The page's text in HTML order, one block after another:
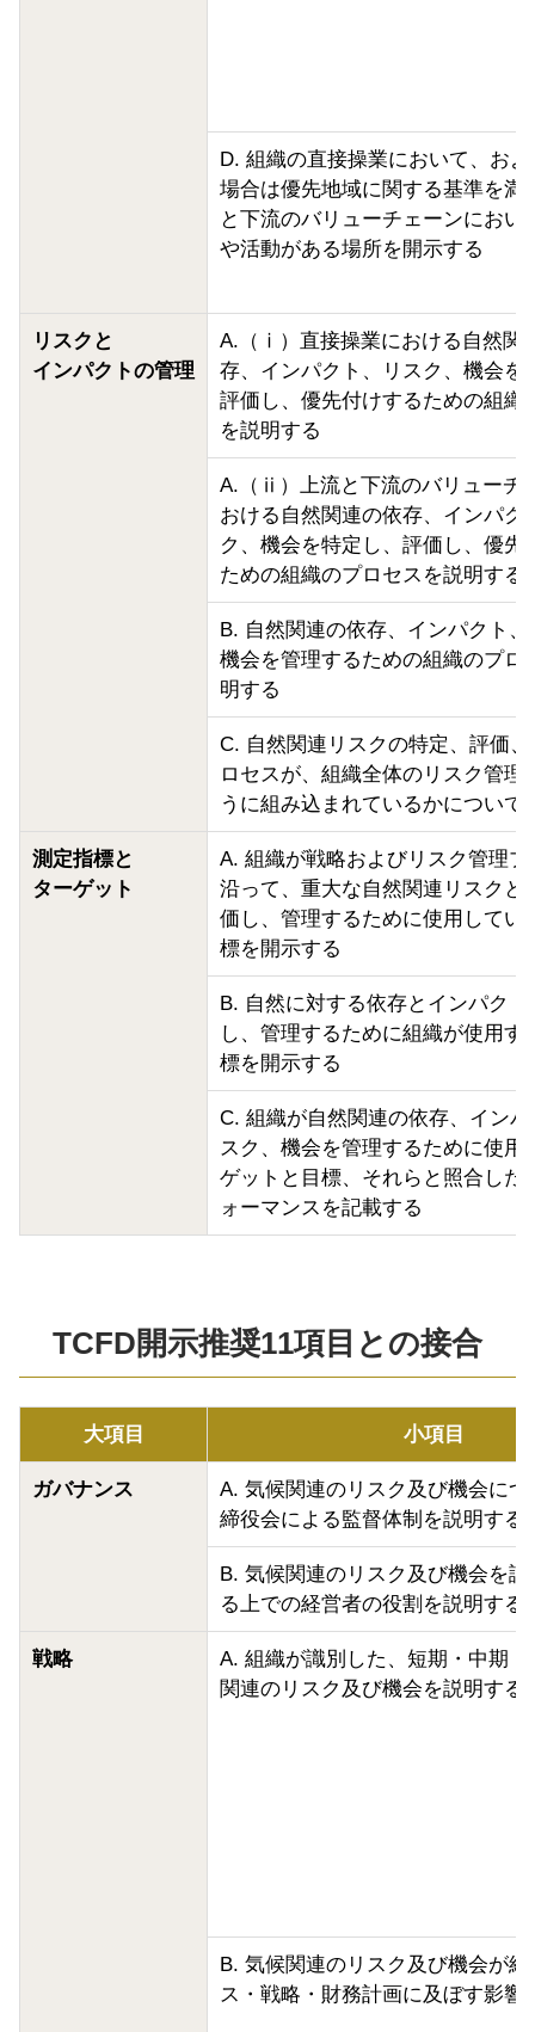
D. 組織の直接操業において、お
場合は優先地域に関する基準を満
と下流のバリューチェーンにおい
や活動がある場所を開示する
リスクと
インパクトの管理
A.（ⅰ）直接操業における自然関
存、インパクト、リスク、機会を
評価し、優先付けするための組織
を説明する
A.（ⅱ）上流と下流のバリューチ
おける自然関連の依存、インパク
ク、機会を特定し、評価し、優先
ための組織のプロセスを説明する
B. 自然関連の依存、インパクト、
機会を管理するための組織のプロ
明する
C. 自然関連リスクの特定、評価
ロセスが、組織全体のリスク管理
うに組み込まれているかについて
測定指標と
ターゲット
A. 組織が戦略およびリスク管理プ
沿って、重大な自然関連リスクと
価し、管理するために使用してい
標を開示する
B. 自然に対する依存とインパクト
し、管理するために組織が使用す
標を開示する
C. 組織が自然関連の依存、イン
スク、機会を管理するために使用
ゲットと目標、それらと照合した
ォーマンスを記載する
TCFD開示推奨11項目との接合
大項目 小項目
ガバナンス
A. 気候関連のリスク及び機会につ
締役会による監督体制を説明する
B. 気候関連のリスク及び機会を
る上での経営者の役割を説明する
戦略
A. 組織が識別した、短期・中期・
関連のリスク及び機会を説明する
B. 気候関連のリスク及び機会が
ス・戦略・財務計画に及ぼす影響